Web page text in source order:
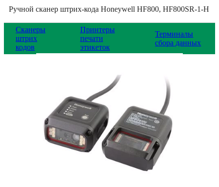
Ручной сканер штрих-кода Honeywell HF800, HF800SR-1-H
Сканеры
штрих
кодов
Принтеры
печати
этикеток
Терминалы
сбора данных